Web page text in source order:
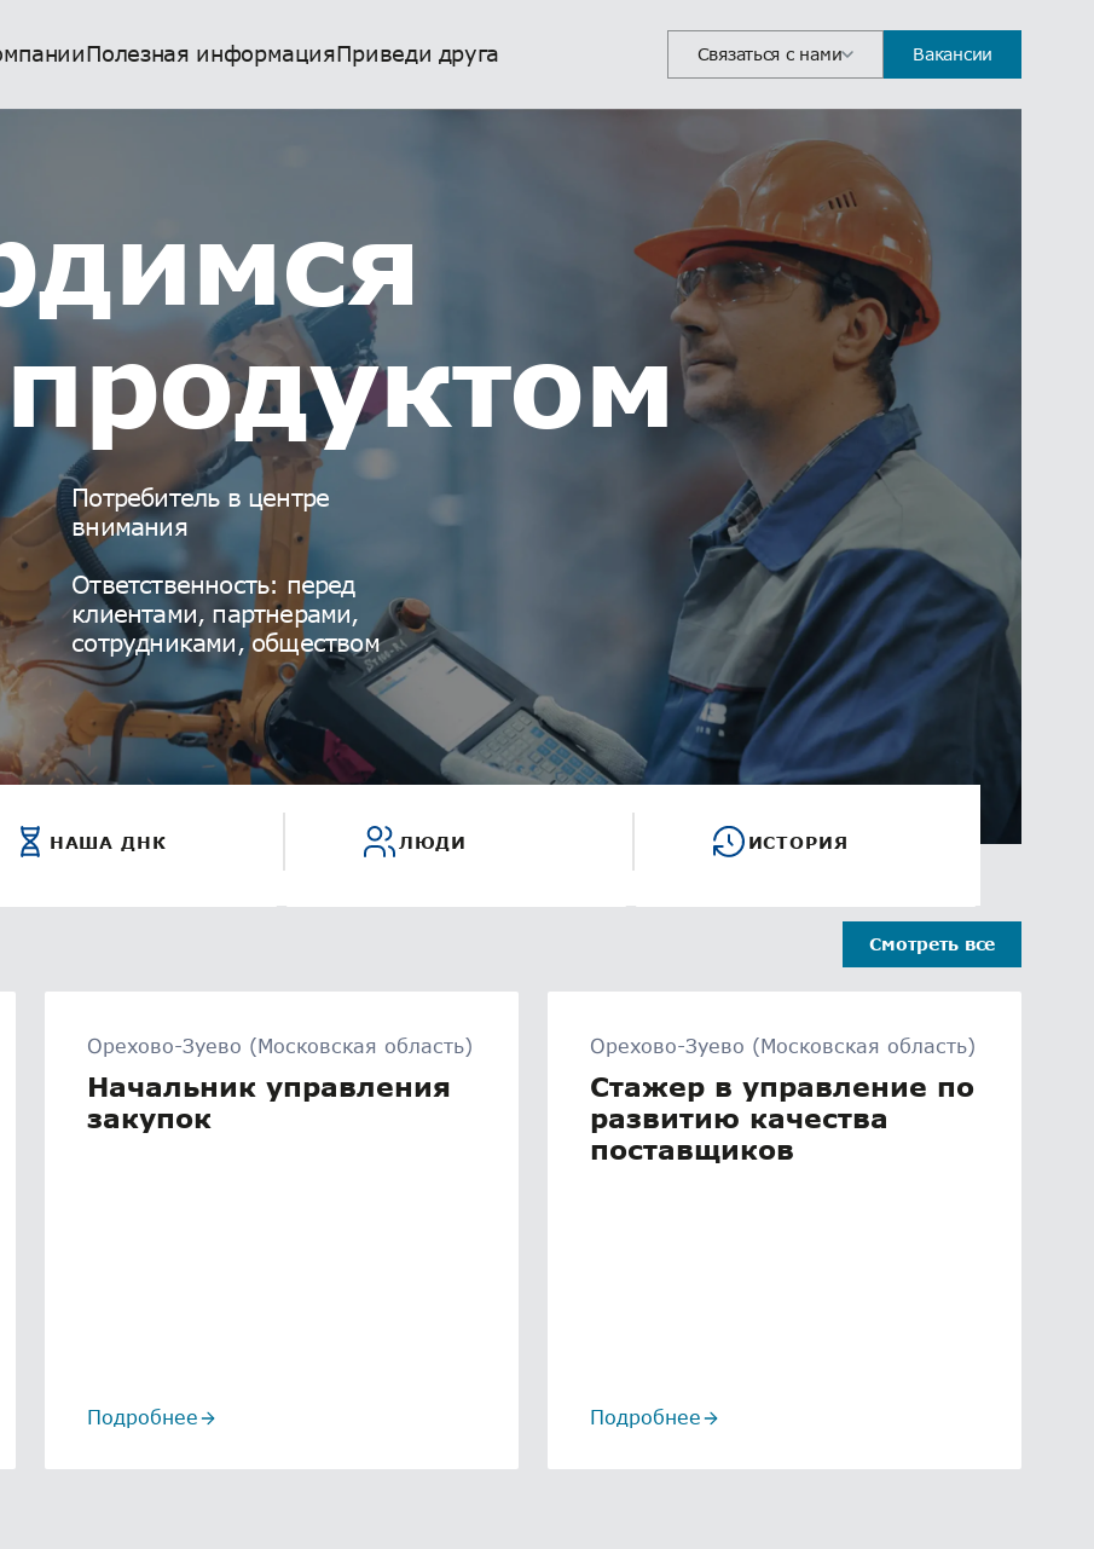
Полезная информацияПриведи друга Связаться с нами Вакансии
Потребитель в центре
внимания
Ответственность: перед
клиентами, партнерами,
сотрудниками, обществом
НАША ДНК ЛЮДИ ИСТОРИЯ
Смотреть все
Орехово-Зуево (Московская область)
Начальник управления
закупок
Подробнее
Орехово-Зуево (Московская область)
Стажер в управление по
развитию качества
поставщиков
Подробнее